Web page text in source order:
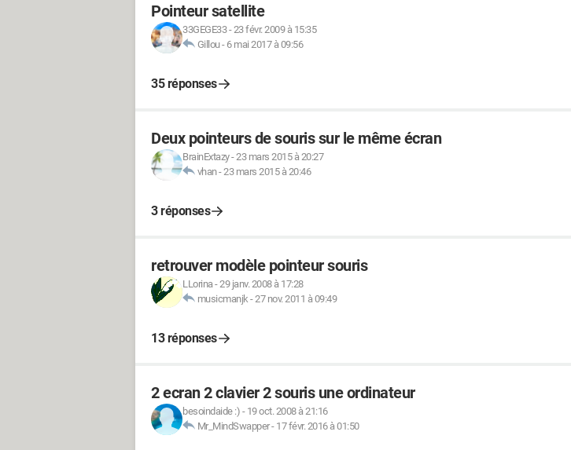
Pointeur satellite
33GEGE33-23 févr. 2009 à 15:35
Gillou- 6 mai 2017 à 09:56
35 réponses
Deux pointeurs de souris sur le même écran
BrainExtazy-23 mars 2015 à 20:27
vhan-23 mars 2015 à 20:46
3 réponses
retrouver modèle pointeur souris
LLorina -29 janv. 2008 à 17:28
musicmanjk -27 nov. 2011 à 09:49
13 réponses
2 ecran 2 clavier 2 souris une ordinateur
besoindaide :) - 19 oct. 2008 à 21:16
Mr_MindSwapper- 17 févr. 2016 à 01:50